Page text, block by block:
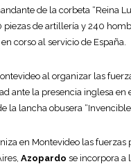
de la corbeta “Reina
piezas de artillería y 240
corso al servicio de España.
al organizar las
ante la presencia inglesa en
la lancha obusera “Invencible
en Montevideo las fuerzas
Azopardo se incorpora a